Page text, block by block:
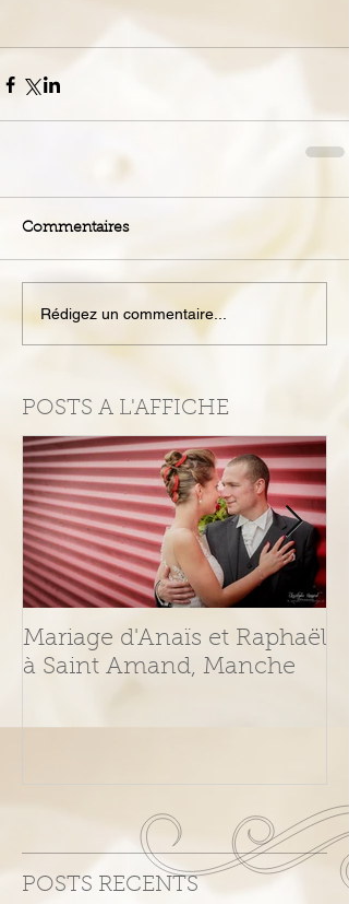
Commentaires
Rédigez un commentaire...
POSTS A L'AFFICHE
Mariage d'Anaïs et Raphaël
à Saint Amand, Manche
POSTS RECENTS